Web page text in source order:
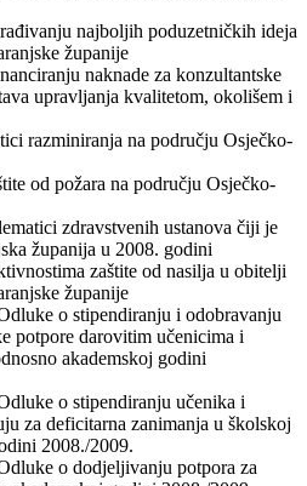
najboljih poduzetničkih ideja
županije
naknade za konzultantske
upravljanja kvalitetom, okolišem i
razminiranja na području Osječko-
od požara na području Osječko-
zdravstvenih ustanova čiji je
županija u 2008. godini
zaštite od nasilja u obitelji
županije
o stipendiranju i odobravanju
potpore darovitim učenicima i
akademskoj godini
o stipendiranju učenika i
za deficitarna zanimanja u školskoj
2008./2009.
o dodjeljivanju potpora za